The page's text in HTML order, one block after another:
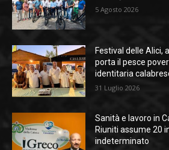
5 Agosto 2026
Festival delle Alici,
porta il pesce
identitaria
31 Luglio 2026
Sanità e lavoro in
Riuniti assume 20
indeterminato